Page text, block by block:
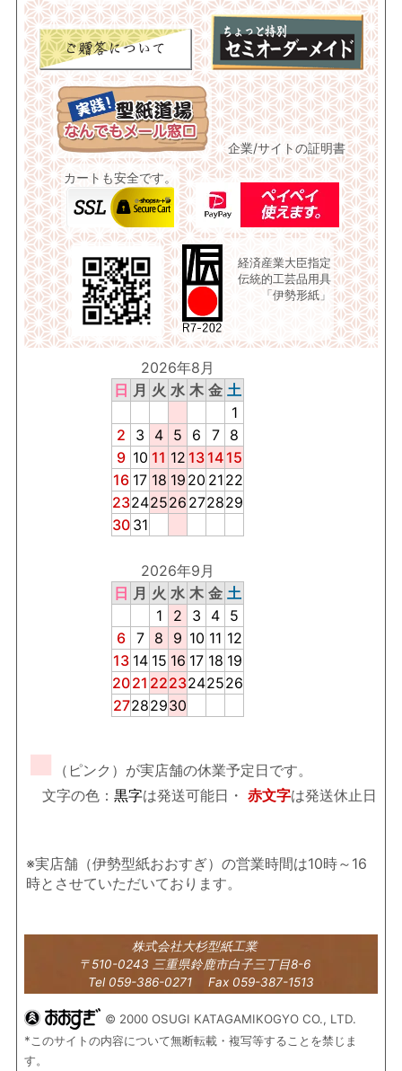
企業/サイトの証明書
カートも安全です。
経済産業大臣指定
伝統的工芸品用具
「伊勢形紙」
2026年8月
日 月 火 水 木 金 土
1
2
3 4 5 6 7
8
9 10 11 12 13 14 15
16 17 18 19 20 21 22
23242526 272829
30 31
2026年9月
日 月 火 水 木 金 土
1
2 3 4 5
6 7 8 9 10 11 12
13 14 15 16 17 18 19
2021 2223242526
27282930
■
（ピンク）が実店舗の休業予定日です。
文字の色： 黒字は発送可能日・ 赤文字は発送休止日
※実店舗（伊勢型紙おおすぎ）の営業時間は10時～16
時とさせていただいております。
株式会社大杉型紙工業
〒510-0243 三重県鈴鹿市白子三丁目8-6
Tel 059-386-0271 Fax 059-387-1513
© 2000 OSUGI KATAGAMIKOGYO CO., LTD.
*このサイトの内容について無断転載・複写等することを禁じま
す。